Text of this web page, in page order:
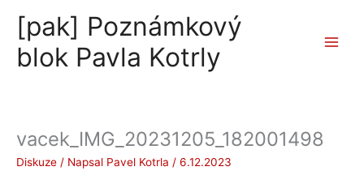
obsah
[pak] Poznámkový
blok Pavla Kotrly
vacek_IMG_20231205_182001498
Diskuze / Napsal Pavel Kotrla / 6.12.2023